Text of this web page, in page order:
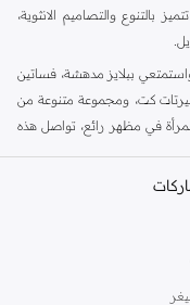
بالتنوع والتصاميم الانثوية،
ببلايز مدهشة، فساتين
كت، ومجموعة متنوعة من
في مظهر رائع، تواصل هذه
عن فستان مثالي للحفلات او
من الف ستايل من مجموعة